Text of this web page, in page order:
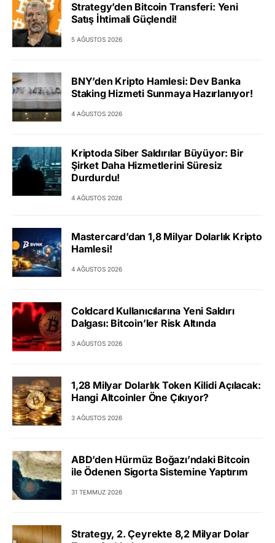
Strategy’den Bitcoin Transferi: Yeni
Satış İhtimali Güçlendi!
5 AĞUSTOS 2026
BNY’den Kripto Hamlesi: Dev Banka
Staking Hizmeti Sunmaya Hazırlanıyor!
4 AĞUSTOS 2026
Kriptoda Siber Saldırılar Büyüyor: Bir
Şirket Daha Hizmetlerini Süresiz
Durdurdu!
4 AĞUSTOS 2026
Mastercard’dan 1,8 Milyar Dolarlık Kripto
Hamlesi!
4 AĞUSTOS 2026
Coldcard Kullanıcılarına Yeni Saldırı
Dalgası: Bitcoin’ler Risk Altında
3 AĞUSTOS 2026
1,28 Milyar Dolarlık Token Kilidi Açılacak:
Hangi Altcoinler Öne Çıkıyor?
3 AĞUSTOS 2026
ABD’den Hürmüz Boğazı’ndaki Bitcoin
ile Ödenen Sigorta Sistemine Yaptırım
31 TEMMUZ 2026
Strategy, 2. Çeyrekte 8,2 Milyar Dolar